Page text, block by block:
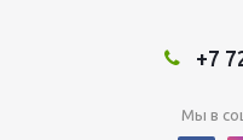
+7
Мы в